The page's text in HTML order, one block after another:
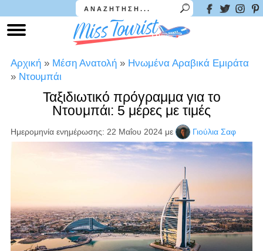
Αρχική » Μέση Ανατολή » Ηνωμένα Αραβικά Εμιράτα
» Ντουμπάι
Ταξιδιωτικό πρόγραμμα για το
Ντουμπάι: 5 μέρες με τιμές
Ημερομηνία ενημέρωσης: 22 Μαΐου 2024 με Γιούλια Σαφ